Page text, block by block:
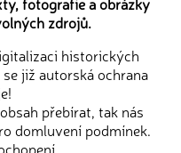
zdrojů.
historických
již autorská ochrana
přebírat, tak nás
domluvení podmínek.